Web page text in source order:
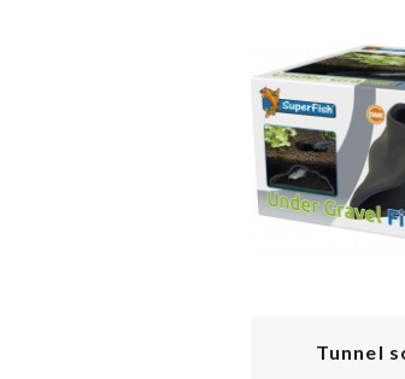
Tunnel